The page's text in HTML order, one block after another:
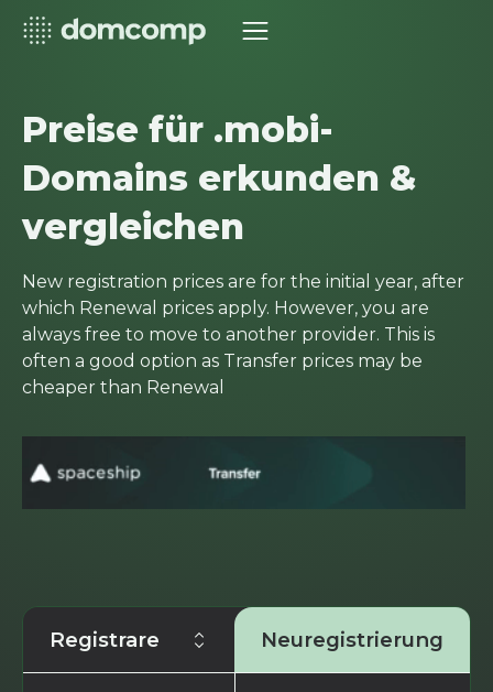
Preise für .mobi-
Domains erkunden &
vergleichen
New registration prices are for the initial year, after
which Renewal prices apply. However, you are
always free to move to another provider. This is
often a good option as Transfer prices may be
cheaper than Renewal
Registrare Neuregistrierung